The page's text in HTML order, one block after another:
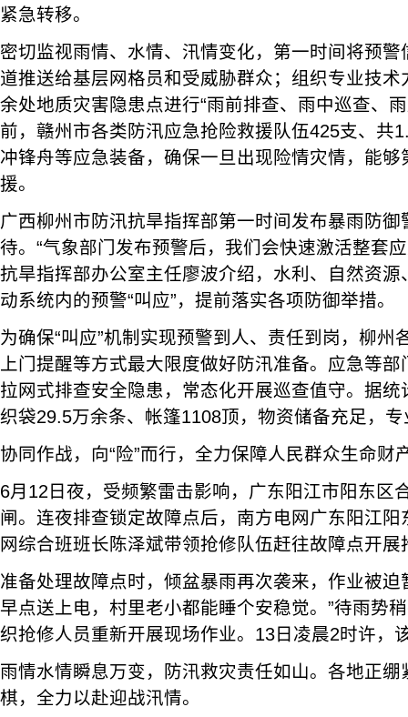
紧急转移。
密切监视雨情、水情、汛情变化，第一时间将预
道推送给基层网格员和受威胁群众；组织专业技
余处地质灾害隐患点进行“雨前排查、雨中巡查、
前，赣州市各类防汛应急抢险救援队伍425支、共
冲锋舟等应急装备，确保一旦出现险情灾情，能
援。
广西柳州市防汛抗旱指挥部第一时间发布暴雨防
待。“气象部门发布预警后，我们会快速激活整套
抗旱指挥部办公室主任廖波介绍，水利、自然资
动系统内的预警“叫应”，提前落实各项防御举措。
为确保“叫应”机制实现预警到人、责任到岗，柳州
上门提醒等方式最大限度做好防汛准备。应急等
拉网式排查安全隐患，常态化开展巡查值守。据
织袋29.5万余条、帐篷1108顶，物资储备充足，
协同作战，向“险”而行，全力保障人民群众生命财
6月12日夜，受频繁雷击影响，广东阳江市阳东区
闸。连夜排查锁定故障点后，南方电网广东阳江
网综合班班长陈泽斌带领抢修队伍赶往故障点开展
准备处理故障点时，倾盆暴雨再次袭来，作业被迫
早点送上电，村里老小都能睡个安稳觉。”待雨势
织抢修人员重新开展现场作业。13日凌晨2时许，
雨情水情瞬息万变，防汛救灾责任如山。各地正
棋，全力以赴迎战汛情。